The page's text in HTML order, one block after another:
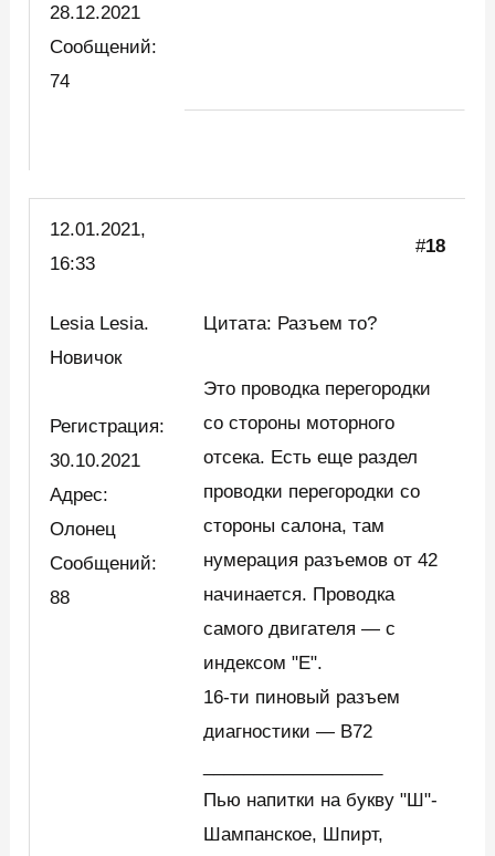
28.12.2021
Сообщений:
74
12.01.2021,
16:33
#18
Lesia Lesia.
Новичок
Регистрация:
30.10.2021
Адрес:
Олонец
Сообщений:
88
Цитата: Разъем то?
Это проводка перегородки
со стороны моторного
отсека. Есть еще раздел
проводки перегородки со
стороны салона, там
нумерация разъемов от 42
начинается. Проводка
самого двигателя — с
индексом "Е".
16-ти пиновый разъем
диагностики — В72
Пью напитки на букву "Ш"-
Шампанское, Шпирт,